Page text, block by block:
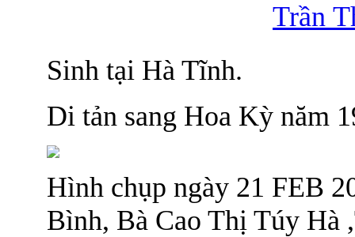
Trần
Sinh tại Hà Tĩnh.
Di tản sang Hoa Kỳ năm
Hình chụp ngày 21 FEB
Bình, Bà Cao Thị Túy Hà